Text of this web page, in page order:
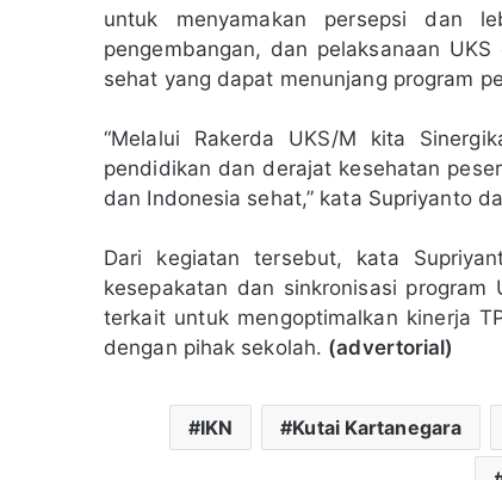
untuk menyamakan persepsi dan
pengembangan, dan pelaksanaan
sehat yang dapat menunjang program
“Melalui Rakerda UKS/M kita
pendidikan dan derajat kesehatan
dan Indonesia sehat,” kata Supriyanto
Dari kegiatan tersebut, kata
kesepakatan dan sinkronisasi program
terkait untuk mengoptimalkan kinerja
dengan pihak sekolah. (advertorial)
IKN Kutai Kartanegara